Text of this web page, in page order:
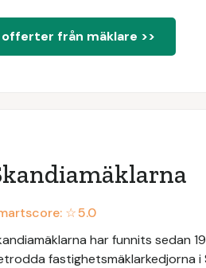
offerter från mäklare >>
☆5.0
har funnits sedan
fastighetsmäklarkedjorna